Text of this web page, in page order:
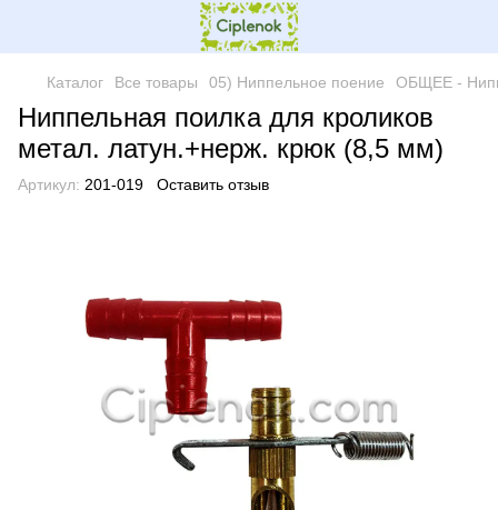
Каталог Все товары 05) Ниппельное поение ОБЩЕЕ -
Ниппельная поилка для кроликов
метал. латун.+нерж. крюк (8,5 мм)
Артикул: 201-019 Оставить отзыв